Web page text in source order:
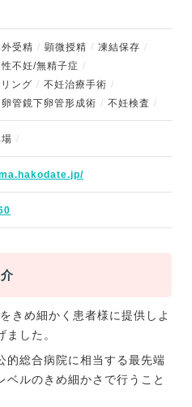
受精 顕微授精
凍結保存
性不妊/無精子症
ング
不妊治療手術
卵管鏡下卵管形成術 不妊検査
きめ細かく患者様に提供しよ
した。
的総合病院に相当する最先端
ルのきめ細かさで行うこと